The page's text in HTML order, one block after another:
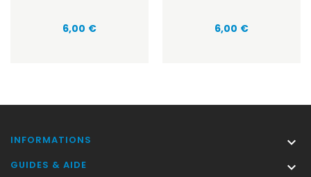
Prix
6,00 € Prix
6,00 €
INFORMATIONS 
GUIDES & AIDE 